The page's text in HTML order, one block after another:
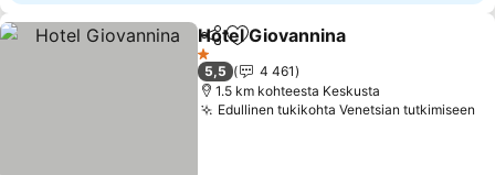
Jaa Lisää suosikkeihin
Hotel Giovannina
1 Tähtiluokitus
5,5
4 461
1.5 km kohteesta Keskusta
Edullinen tukikohta Venetsian tutkimiseen